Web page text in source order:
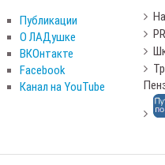
Публикации
О ЛАДушке
ВКОнтакте
Facebook
Канал на YouTube